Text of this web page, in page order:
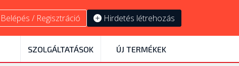
Belépés / Regisztráció Hirdetés létrehozás
SZOLGÁLTATÁSOK ÚJ TERMÉKEK